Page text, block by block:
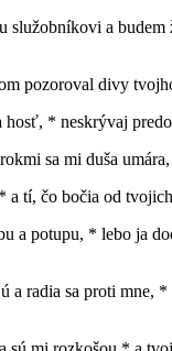
služobníkovi a
pozoroval divy
hosť, * neskrývaj
sa mi duša
a tí, čo bočia od
a potupu, * lebo ja
a radia sa proti mne,